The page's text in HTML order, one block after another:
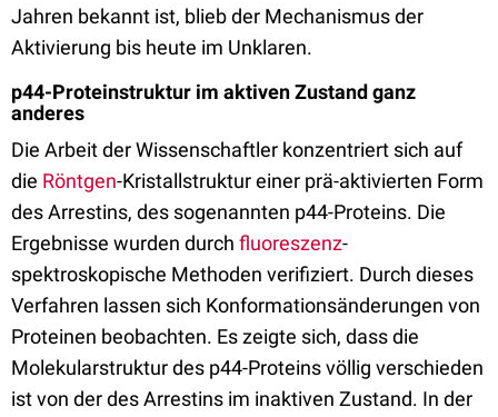
Jahren bekannt ist, blieb der Mechanismus der
Aktivierung bis heute im Unklaren.
p44-Proteinstruktur im aktiven Zustand ganz
anderes
Die Arbeit der Wissenschaftler konzentriert sich auf
die Röntgen-Kristallstruktur einer prä-aktivierten Form
des Arrestins, des sogenannten p44-Proteins. Die
Ergebnisse wurden durch fluoreszenz-
spektroskopische Methoden verifiziert. Durch dieses
Verfahren lassen sich Konformationsänderungen von
Proteinen beobachten. Es zeigte sich, dass die
Molekularstruktur des p44-Proteins völlig verschieden
ist von der des Arrestins im inaktiven Zustand. In der